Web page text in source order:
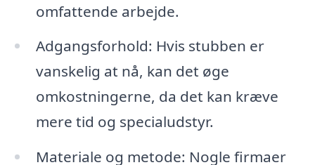
omfattende arbejde.
Adgangsforhold: Hvis stubben er
vanskelig at nå, kan det øge
omkostningerne, da det kan kræve
mere tid og specialudstyr.
Materiale og metode: Nogle firmaer